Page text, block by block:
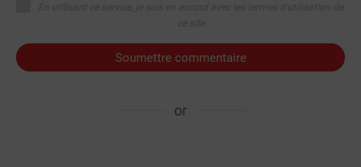
Soumettre commentaire
or